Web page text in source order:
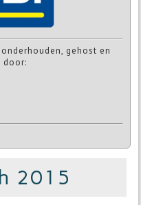
gehost en
door:
2015